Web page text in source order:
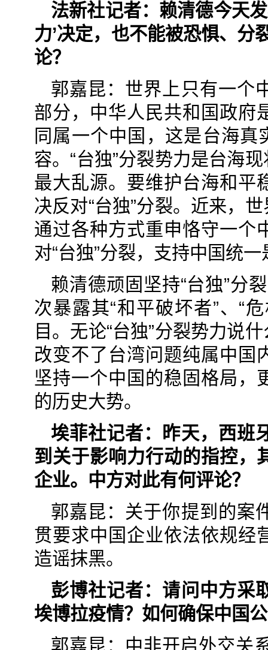
法新社记者：赖清德今天
力’决定，也不能被恐惧、分
论？
郭嘉昆：世界上只有一个
部分，中华人民共和国政府
同属一个中国，这是台海真
容。“台独”分裂势力是台海
最大乱源。要维护台海和平
决反对“台独”分裂。近来，
通过各种方式重申恪守一个
对“台独”分裂，支持中国统
赖清德顽固坚持“台独”分
次暴露其“和平破坏者”、“
目。无论“台独”分裂势力说
改变不了台湾问题纯属中国
坚持一个中国的稳固格局，
的历史大势。
埃菲社记者：昨天，西班
到关于影响力行动的指控，
企业。中方对此有何评论？
郭嘉昆：关于你提到的案
贯要求中国企业依法依规经
造谣抹黑。
彭博社记者：请问中方采
埃博拉疫情？如何确保中国
郭嘉昆：中非开启外交关